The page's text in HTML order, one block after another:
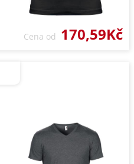
Cena od 170,59Kč